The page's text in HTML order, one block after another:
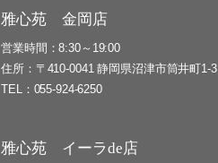
雅心苑 金岡店
営業時間
8:30～19:00
住所
〒410-0041 静岡県沼津市筒井町1-3
TEL
055-924-6250
雅心苑 イーラde店